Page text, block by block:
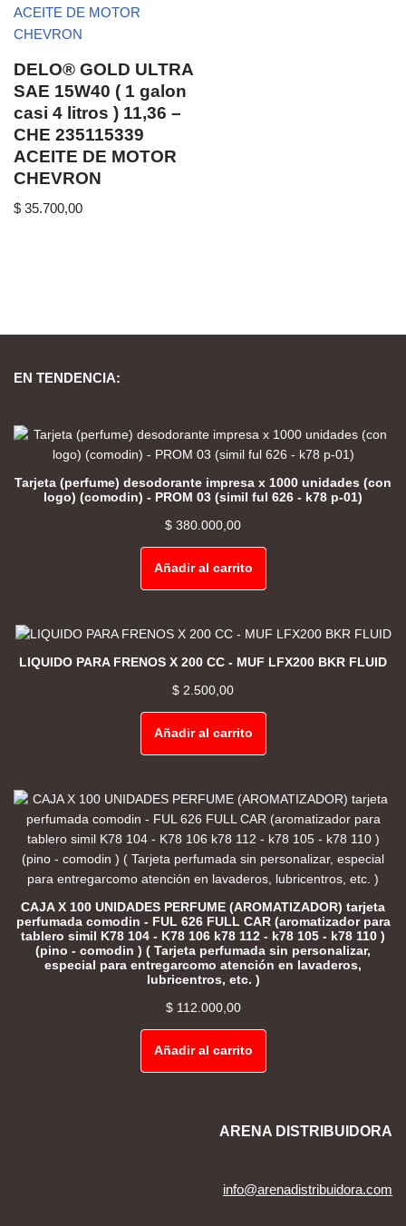
DELO® GOLD ULTRA
SAE 15W40 ( 1 galon
casi 4 litros ) 11,36 –
CHE 235115339
ACEITE DE MOTOR
CHEVRON
$ 35.700,00
EN TENDENCIA:
Tarjeta (perfume) desodorante impresa x 1000 unidades (con
logo) (comodin) - PROM 03 (simil ful 626 - k78 p-01)
$ 380.000,00
Añadir al carrito
LIQUIDO PARA FRENOS X 200 CC - MUF LFX200 BKR FLUID
$ 2.500,00
Añadir al carrito
CAJA X 100 UNIDADES PERFUME (AROMATIZADOR) tarjeta
perfumada comodin - FUL 626 FULL CAR (aromatizador para
tablero simil K78 104 - K78 106 k78 112 - k78 105 - k78 110 )
(pino - comodin ) ( Tarjeta perfumada sin personalizar,
especial para entregarcomo atención en lavaderos,
lubricentros, etc. )
$112.000,00
Añadir al carrito
ARENA DISTRIBUIDORA
info@arenadistribuidora.com